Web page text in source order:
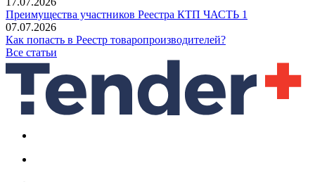
Преимущества участников Реестра КТП ЧАСТЬ 1
07.07.2026
Как попасть в Реестр товаропроизводителей?
Все статьи